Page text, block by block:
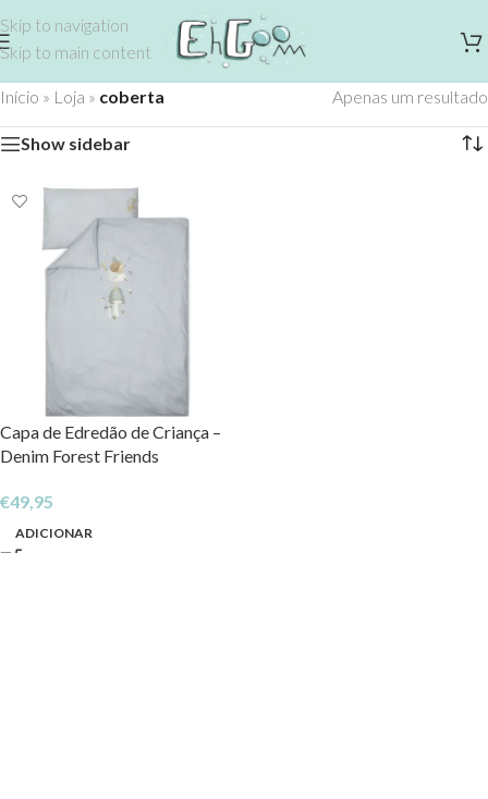
Skip to navigation
Skip to main content
Início » Loja » coberta Apenas um resultado
Show sidebar
Capa de Edredão de Criança –
Denim Forest Friends
€49,95
ADICIONAR